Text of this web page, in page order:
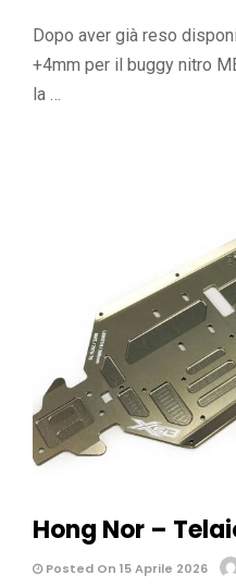
Dopo aver già reso
+4mm per il buggy nitro
la …
Hong Nor –
Posted On 15 Aprile 2026